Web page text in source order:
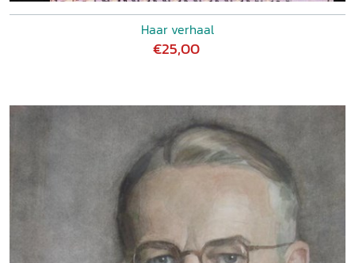
Haar verhaal
€25,00